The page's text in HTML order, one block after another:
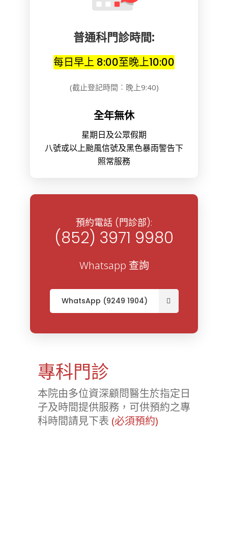
普通科門診時間:
每日早上 8:00至晚上10:00
(截止登記時間︰晚上9:40)
全年無休
星期日及公眾假期
八號或以上颱風信號及黑色暴雨警告下
照常服務
預約電話 (門診部):
(852) 3971 9980
Whatsapp 查詢
WhatsApp (9249 1904)
專科門診
本院由多位資深顧問醫生於指定日
子及時間提供服務，可供預約之專
科時間請見下表 (必須預約)